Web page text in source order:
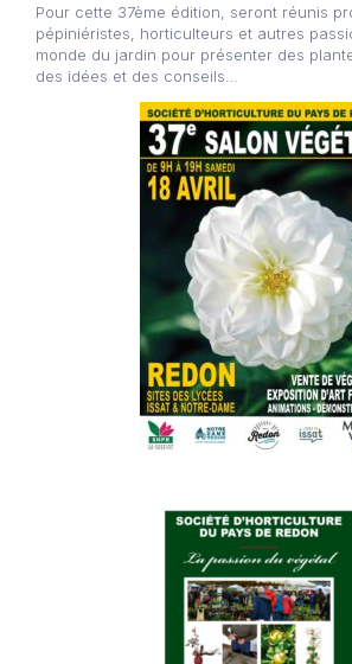
Pour cette 37ème édition, seront réunis
pépiniéristes, horticulteurs et autres
monde du jardin pour présenter des
des idées et des conseils…